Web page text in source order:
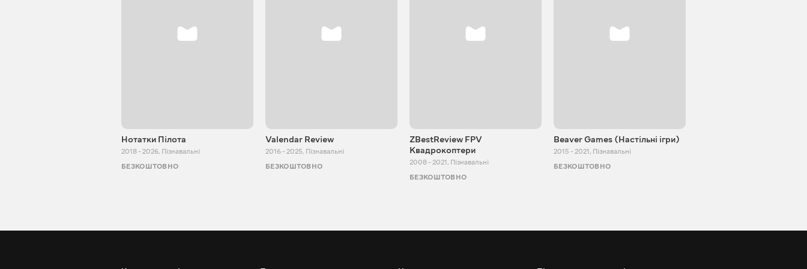
Нотатки Пілота
2018 - 2026, Пізнавальні
БЕЗКОШТОВНО
Valendar Review
2016 - 2025, Пізнавальні
БЕЗКОШТОВНО
ZBestReview FPV
Квадрокоптери
2008 - 2021, Пізнавальні
БЕЗКОШТОВНО
Beaver Games (Настільні ігри)
2015 - 2021, Пізнавальні
БЕЗКОШТОВНО